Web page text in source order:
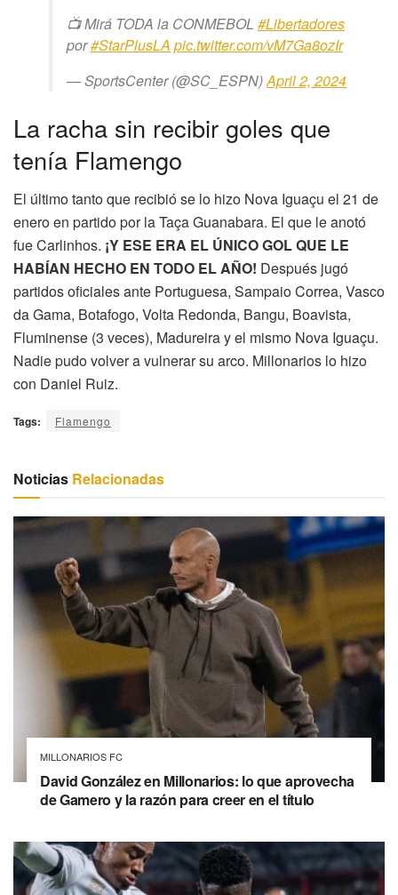
📺 Mirá TODA la CONMEBOL #Libertadores
por#StarPlusLA pic.twitter.com/vM7Ga8ozIr
— SportsCenter (@SC_ESPN)April 2, 2024
La racha sin recibir goles que
tenía Flamengo
El último tanto que recibió se lo hizo Nova Iguaçu el 21 de
enero en partido por la Taça Guanabara. El que le anotó
fue Carlinhos. ¡Y ESE ERA EL ÚNICO GOL QUE LE
HABÍAN HECHO EN TODO EL AÑO! Después jugó
partidos oficiales ante Portuguesa, Sampaio Correa, Vasco
da Gama, Botafogo, Volta Redonda, Bangu, Boavista,
Fluminense (3 veces), Madureira y el mismo Nova Iguaçu.
Nadie pudo volver a vulnerar su arco. Millonarios lo hizo
con Daniel Ruiz.
Tags: Flamengo
Noticias Relacionadas
MILLONARIOS FC
David González en Millonarios: lo que aprovecha
de Gamero y la razón para creer en el título